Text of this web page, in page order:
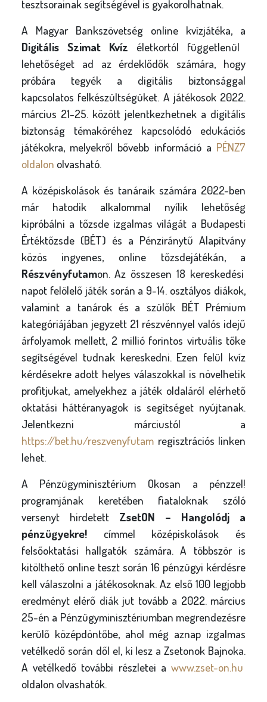
tesztsorainak segítségével is gyakorolhatnak.
A Magyar Bankszövetség online kvízjátéka, a
Digitális Szimat Kvíz életkortól függetlenül
lehetőséget ad az érdeklődők számára, hogy
próbára tegyék a digitális biztonsággal
kapcsolatos felkészültségüket. A játékosok 2022.
március 21-25. között jelentkezhetnek a digitális
biztonság témaköréhez kapcsolódó edukációs
játékokra, melyekről bővebb információ a PÉNZ7
oldalon olvasható.
A középiskolások és tanáraik számára 2022-ben
már hatodik alkalommal nyílik lehetőség
kipróbálni a tőzsde izgalmas világát a Budapesti
Értéktőzsde (BÉT) és a Pénziránytű Alapítvány
közös ingyenes, online tőzsdejátékán, a
Részvényfutamon. Az összesen 18 kereskedési
napot felölelő játék során a 9-14. osztályos diákok,
valamint a tanárok és a szülők BÉT Prémium
kategóriájában jegyzett 21 részvénnyel valós idejű
árfolyamok mellett, 2 millió forintos virtuális tőke
segítségével tudnak kereskedni. Ezen felül kvíz
kérdésekre adott helyes válaszokkal is növelhetik
profitjukat, amelyekhez a játék oldaláról elérhető
oktatási háttéranyagok is segítséget nyújtanak.
Jelentkezni márciustól a
https://bet.hu/reszvenyfutamregisztrációs linken
lehet.
A Pénzügyminisztérium Okosan a pénzzel!
programjának keretében fiataloknak szóló
versenyt hirdetett ZsetON – Hangolódj a
pénzügyekre!címmel középiskolások és
felsőoktatási hallgatók számára. A többször is
kitölthető online teszt során 16 pénzügyi kérdésre
kell válaszolni a játékosoknak. Az első 100 legjobb
eredményt elérő diák jut tovább a 2022. március
25-én a Pénzügyminisztériumban megrendezésre
kerülő középdöntőbe, ahol még aznap izgalmas
vetélkedő során dől el, ki lesz a Zsetonok Bajnoka.
A vetélkedő további részletei awww.zset-on.hu
oldalon olvashatók.